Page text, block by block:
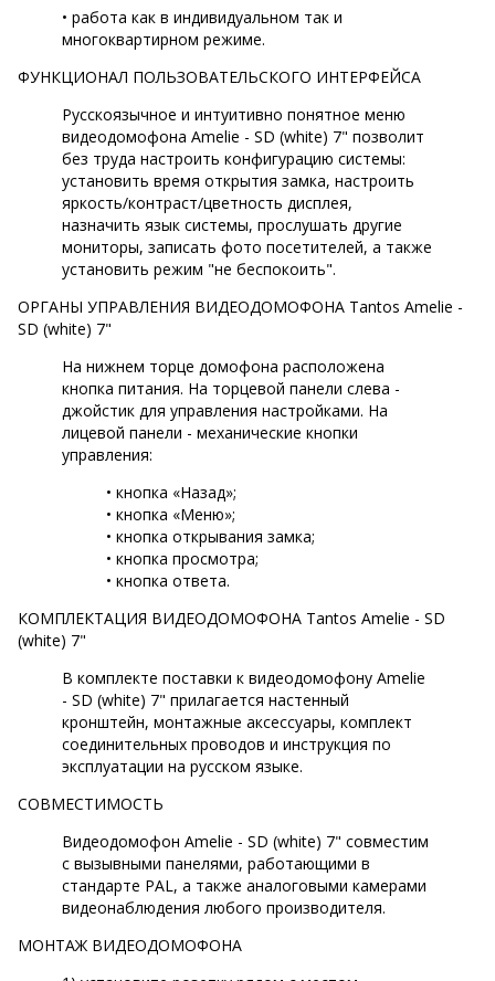
• работа как в индивидуальном так и
многоквартирном режиме.
ФУНКЦИОНАЛ ПОЛЬЗОВАТЕЛЬСКОГО ИНТЕРФЕЙСА
Русскоязычное и интуитивно понятное меню
видеодомофона Amelie - SD (white) 7" позволит
без труда настроить конфигурацию системы:
установить время открытия замка, настроить
яркость/контраст/цветность дисплея,
назначить язык системы, прослушать другие
мониторы, записать фото посетителей, а также
установить режим "не беспокоить".
ОРГАНЫ УПРАВЛЕНИЯ ВИДЕОДОМОФОНА Tantos Amelie -
SD (white) 7"
На нижнем торце домофона расположена
кнопка питания. На торцевой панели слева -
джойстик для управления настройками. На
лицевой панели - механические кнопки
управления:
• кнопка «Назад»;
• кнопка «Меню»;
• кнопка открывания замка;
• кнопка просмотра;
• кнопка ответа.
КОМПЛЕКТАЦИЯ ВИДЕОДОМОФОНА Tantos Amelie - SD
(white) 7"
В комплекте поставки к видеодомофону Amelie
- SD (white) 7" прилагается настенный
кронштейн, монтажные аксессуары, комплект
соединительных проводов и инструкция по
эксплуатации на русском языке.
СОВМЕСТИМОСТЬ
Видеодомофон Amelie - SD (white) 7" совместим
с вызывными панелями, работающими в
стандарте PAL, а также аналоговыми камерами
видеонаблюдения любого производителя.
МОНТАЖ ВИДЕОДОМОФОНА